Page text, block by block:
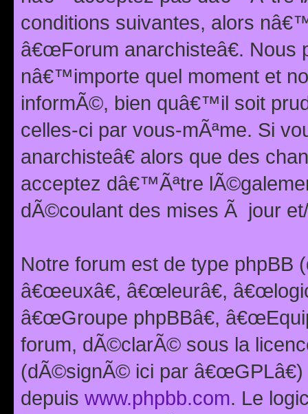
conditions suivantes, alors
â€œForum anarchisteâ€.
nâ€™importe quel moment et
informÃ©, bien quâ€™il soit
celles-ci par vous-mÃªme. Si
anarchisteâ€ alors que des
acceptez dâ€™Ãªtre
dÃ©coulant des mises Ã jour
Notre forum est de type phpBB
â€œeuxâ€, â€œleurâ€,
â€œGroupe phpBBâ€,
forum, dÃ©clarÃ© sous la
(dÃ©signÃ© ici par
depuis www.phpbb.com. Le